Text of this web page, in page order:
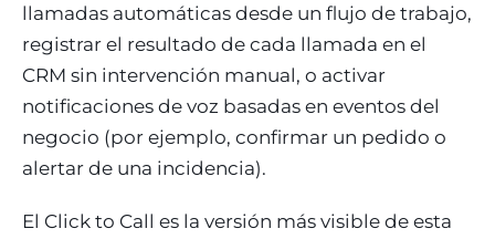
llamadas automáticas desde un flujo de trabajo,
registrar el resultado de cada llamada en el
CRM sin intervención manual, o activar
notificaciones de voz basadas en eventos del
negocio (por ejemplo, confirmar un pedido o
alertar de una incidencia).
El Click to Call es la versión más visible de esta